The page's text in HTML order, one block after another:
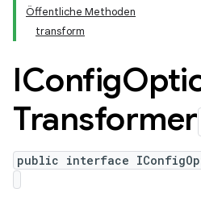
Öffentliche Methoden
transform
IConfig
Transformer
public interface